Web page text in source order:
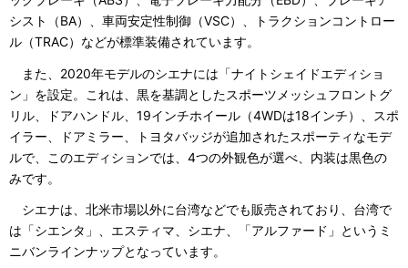
シスト（BA）、車両安定性制御（VSC）、トラクションコントロー
ル（TRAC）などが標準装備されています。
また、2020年モデルのシエナには「ナイトシェイドエディショ
ン」を設定。これは、黒を基調としたスポーツメッシュフロントグ
リル、ドアハンドル、19インチホイール（4WDは18インチ）、スポ
イラー、ドアミラー、トヨタバッジが追加されたスポーティなモデ
ルで、このエディションでは、4つの外観色が選べ、内装は黒色の
みです。
シエナは、北米市場以外に台湾などでも販売されており、台湾で
は「シエンタ」、エスティマ、シエナ、「アルファード」というミ
ニバンラインナップとなっています。